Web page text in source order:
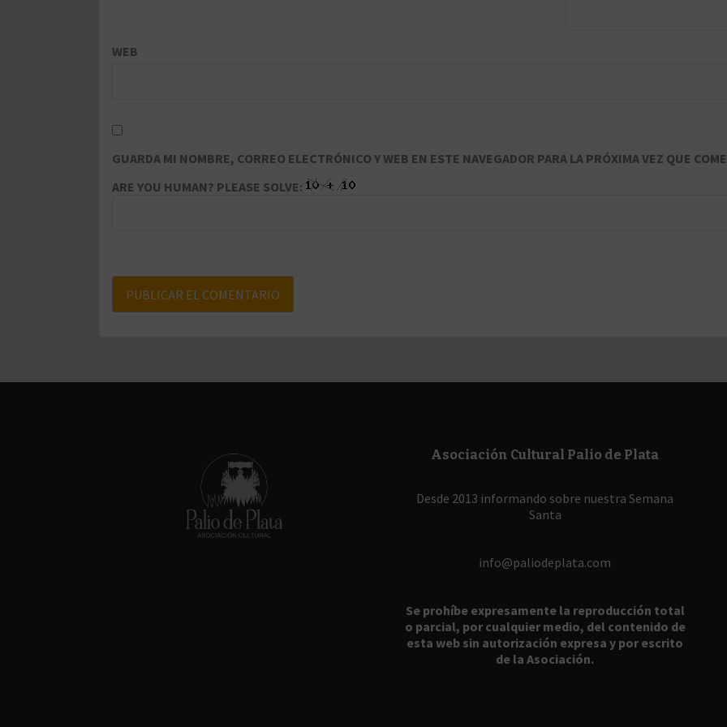
WEB
GUARDA MI NOMBRE, CORREO ELECTRÓNICO Y WEB EN ESTE NAVEGADOR PARA LA PRÓXIMA VEZ QUE
ARE YOU HUMAN? PLEASE SOLVE:
Asociación Cultural Palio de Plata
Desde 2013 informando sobre nuestra Semana
Santa
info@paliodeplata.com
Se prohíbe expresamente la reproducción total
o parcial, por cualquier medio, del contenido de
esta web sin autorización expresa y por escrito
de la Asociación.